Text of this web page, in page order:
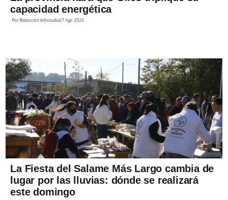
capacidad energética
PorRedacción Infociudad 7 Ago 2026
La Fiesta del Salame Más Largo cambia de
lugar por las lluvias: dónde se realizará
este domingo